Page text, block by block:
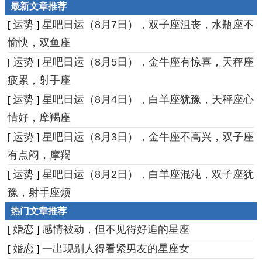
最新文章推荐
[ 运势 ] 星吧日运（8月7日），双子座沮丧，水瓶座不
愉快，双鱼座
[ 运势 ] 星吧日运（8月5日），金牛座有惊喜，天秤座
疲累，射手座
[ 运势 ] 星吧日运（8月4日），白羊座犹豫，天秤座心
情好，摩羯座
[ 运势 ] 星吧日运（8月3日），金牛座不高兴，双子座
有点闷，摩羯
[ 运势 ] 星吧日运（8月2日），白羊座混沌，双子座犹
豫，射手座烦
热门文章推荐
[ 婚恋 ] 感情被动，但不见得好追的星座
[ 婚恋 ] 一出现别人得看紧男友的星座女